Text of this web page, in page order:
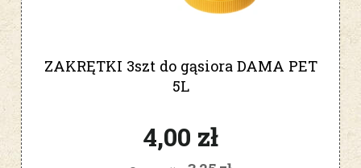
ZAKRĘTKI 3szt do gąsiora DAMA PET
5L
4,00 zł